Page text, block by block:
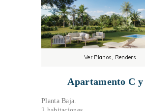
Ver Planos, Renders
Apartamento C y
Planta Baja.